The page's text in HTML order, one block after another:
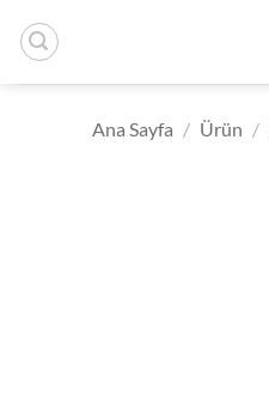
atla
Ana Sayfa / Ürün /